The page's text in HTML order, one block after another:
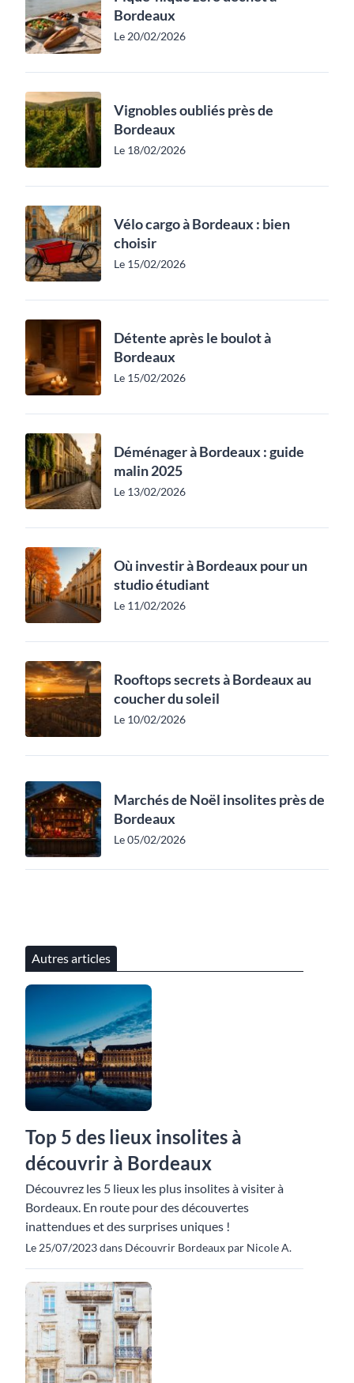
Bordeaux
Le 20/02/2026
Vignobles oubliés près de
Bordeaux
Le 18/02/2026
Vélo cargo à Bordeaux : bien
choisir
Le 15/02/2026
Détente après le boulot à
Bordeaux
Le 15/02/2026
Déménager à Bordeaux : guide
malin 2025
Le 13/02/2026
Où investir à Bordeaux pour un
studio étudiant
Le 11/02/2026
Rooftops secrets à Bordeaux au
coucher du soleil
Le 10/02/2026
Marchés de Noël insolites près de
Bordeaux
Le 05/02/2026
Autres articles
Top 5 des lieux insolites à
découvrir à Bordeaux
Découvrez les 5 lieux les plus insolites à visiter à
Bordeaux. En route pour des découvertes
inattendues et des surprises uniques !
Le 25/07/2023 dans Découvrir Bordeaux par Nicole A.